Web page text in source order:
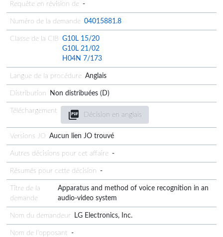
Requête en révision de -
Numéro de la demande 04015881.8
Classe de la CIB G10L 15/20
G10L 21/02
H04N 7/173
Langue de la procédure Anglais
Distribution Non distribuées (D)
Téléchargement
Décision en anglais
Versions JO Aucun lien JO trouvé
Autres décisions pour cet affaire -
Résumés pour cette décision -
Titre de la
demande
Apparatus and method of voice recognition in an
audio-video system
Nom du demandeur LG Electronics, Inc.
Nom de l'opposant -